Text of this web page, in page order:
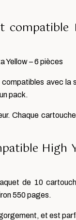
Yellow – 6 pièces
avec
pack.
Chaque
High
de 10
550 pages.
et est